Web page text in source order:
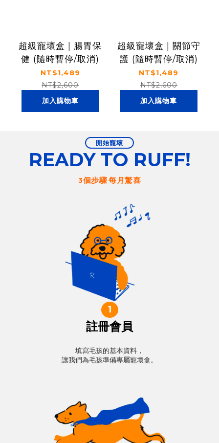
超級寵壞盒 | 腸胃保
健 (隨時暫停/取消)
NT$1,489
NT$2,600
加入購物車
超級寵壞盒 | 關節守
護 (隨時暫停/取消)
NT$1,489
NT$2,600
加入購物車
開始寵壞
READY TO RUFF!
3個步驟 每月驚喜
1
註冊會員
填寫毛孩的基本資料，
讓我們為毛孩準備專屬寵壞盒。